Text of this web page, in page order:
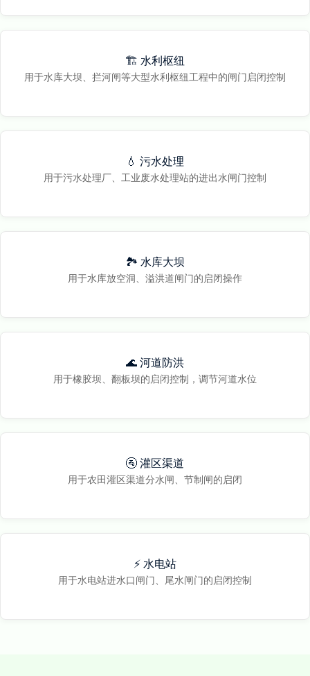
🏗️ 水利枢纽
用于水库大坝、拦河闸等大型水利枢纽工程中的闸门启闭控制
💧 污水处理
用于污水处理厂、工业废水处理站的进出水闸门控制
🏞️ 水库大坝
用于水库放空洞、溢洪道闸门的启闭操作
🌊 河道防洪
用于橡胶坝、翻板坝的启闭控制，调节河道水位
🚰 灌区渠道
用于农田灌区渠道分水闸、节制闸的启闭
⚡ 水电站
用于水电站进水口闸门、尾水闸门的启闭控制